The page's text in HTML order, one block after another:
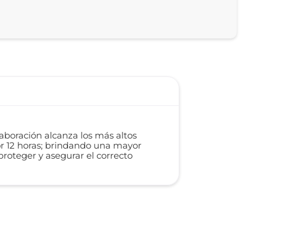
alcanza los más altos
horas; brindando una mayor
y asegurar el correcto